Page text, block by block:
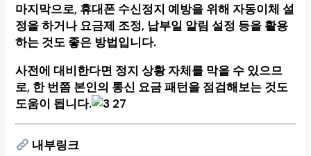
마지막으로, 휴대폰 수신정지 예방을 위해 자동이체 설
정을 하거나 요금제 조정, 납부일 알림 설정 등을 활용
하는 것도 좋은 방법입니다.
사전에 대비한다면 정지 상황 자체를 막을 수 있으므
로, 한 번쯤 본인의 통신 요금 패턴을 점검해보는 것도
도움이 됩니다.
내부링크